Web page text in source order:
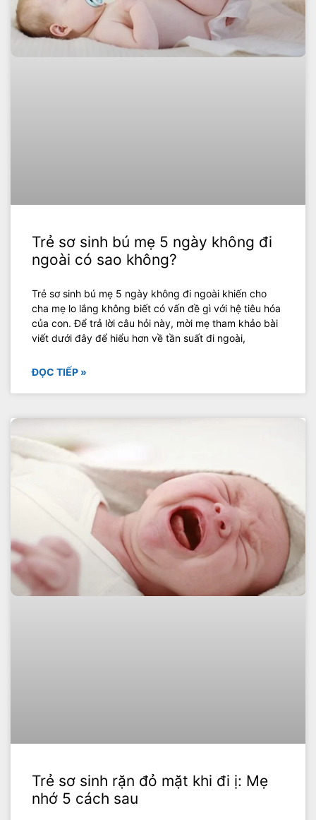
Trẻ sơ sinh bú mẹ 5 ngày không đi
ngoài có sao không?
Trẻ sơ sinh bú mẹ 5 ngày không đi ngoài khiến cho
cha mẹ lo lắng không biết có vấn đề gì với hệ tiêu hóa
của con. Để trả lời câu hỏi này, mời mẹ tham khảo bài
viết dưới đây để hiểu hơn về tần suất đi ngoài,
ĐỌC TIẾP »
Trẻ sơ sinh rặn đỏ mặt khi đi ị: Mẹ
nhớ 5 cách sau